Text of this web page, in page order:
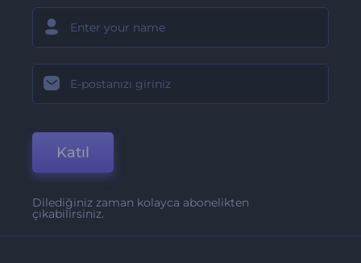
Katıl
Dilediğiniz zaman kolayca abonelikten
çıkabilirsiniz.